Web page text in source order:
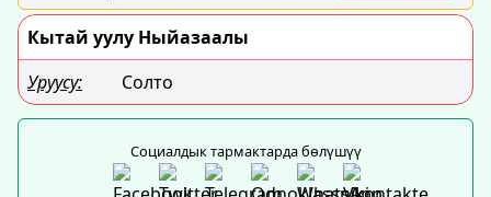
Кытай уулу Ныйазаалы
Уруусу:
Солто
Социалдык тармактарда бөлүшүү